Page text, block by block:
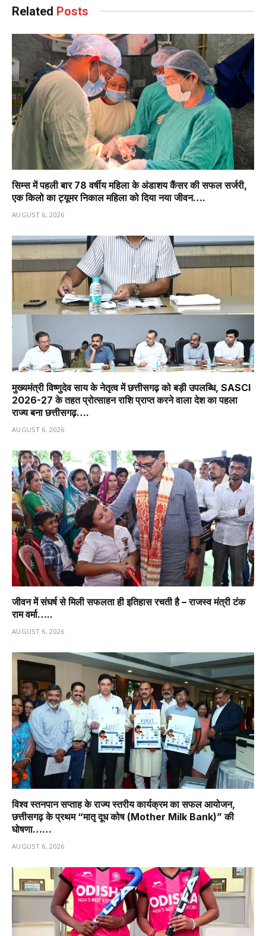
Related Posts
सिम्स में पहली बार 78 वर्षीय महिला के अंडाशय कैंसर की सफल सर्जरी,
एक किलो का ट्यूमर निकाल महिला को दिया नया जीवन….
AUGUST 6, 2026
मुख्यमंत्री विष्णुदेव साय के नेतृत्व में छत्तीसगढ़ को बड़ी उपलब्धि, SASCI
2026-27 के तहत प्रोत्साहन राशि प्राप्त करने वाला देश का पहला
राज्य बना छत्तीसगढ़….
AUGUST 6, 2026
जीवन में संघर्ष से मिली सफलता ही इतिहास रचती है – राजस्व मंत्री टंक
राम वर्मा…..
AUGUST 6, 2026
विश्व स्तनपान सप्ताह के राज्य स्तरीय कार्यक्रम का सफल आयोजन,
छत्तीसगढ़ के प्रथम “मातृ दूध कोष (Mother Milk Bank)” की
घोषणा……
AUGUST 6, 2026